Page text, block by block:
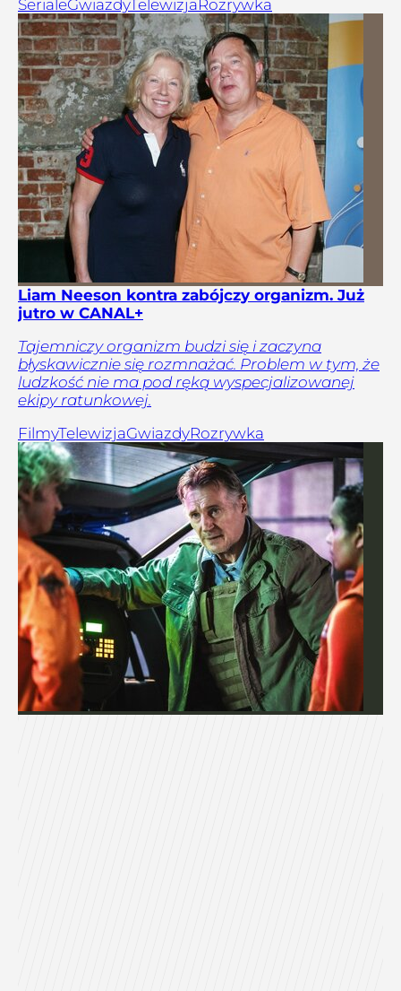
SerialeGwiazdyTelewizjaRozrywka
Liam Neeson kontra zabójczy organizm. Już
jutro w CANAL+
Tajemniczy organizm budzi się i zaczyna
błyskawicznie się rozmnażać. Problem w tym, że
ludzkość nie ma pod ręką wyspecjalizowanej
ekipy ratunkowej.
FilmyTelewizjaGwiazdyRozrywka